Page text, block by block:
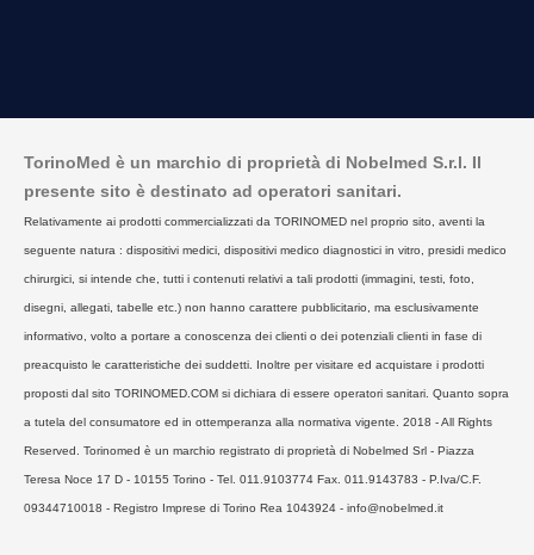
TorinoMed è un marchio di proprietà di Nobelmed S.r.l. Il
presente sito è destinato ad operatori sanitari.
Relativamente ai prodotti commercializzati da TORINOMED nel proprio sito, aventi la
seguente natura : dispositivi medici, dispositivi medico diagnostici in vitro, presidi medico
chirurgici, si intende che, tutti i contenuti relativi a tali prodotti (immagini, testi, foto,
disegni, allegati, tabelle etc.) non hanno carattere pubblicitario, ma esclusivamente
informativo, volto a portare a conoscenza dei clienti o dei potenziali clienti in fase di
preacquisto le caratteristiche dei suddetti. Inoltre per visitare ed acquistare i prodotti
proposti dal sito TORINOMED.COM si dichiara di essere operatori sanitari. Quanto sopra
a tutela del consumatore ed in ottemperanza alla normativa vigente. 2018 - All Rights
Reserved. Torinomed è un marchio registrato di proprietà di Nobelmed Srl - Piazza
Teresa Noce 17 D - 10155 Torino - Tel. 011.9103774 Fax. 011.9143783 - P.Iva/C.F.
09344710018 - Registro Imprese di Torino Rea 1043924 - info@nobelmed.it